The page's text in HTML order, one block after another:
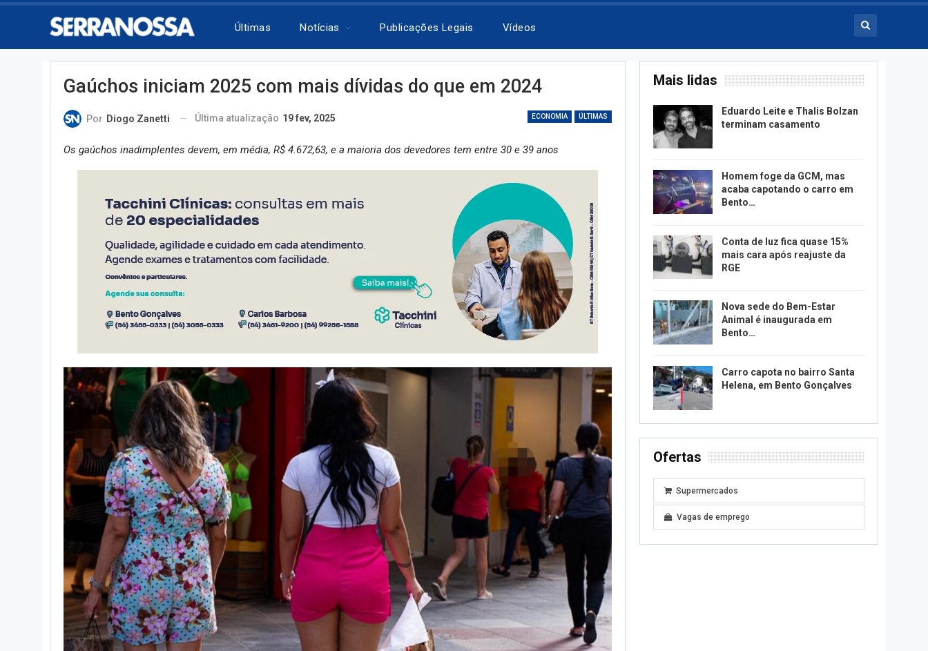
Últimas Notícias Publicações Legais Vídeos
Gaúchos iniciam 2025 com mais dívidas do que em 2024
ECONOMIA ÚLTIMAS
Por Diogo Zanetti Última atualização 19 fev, 2025
Os gaúchos inadimplentes devem, em média, R$ 4.672,63, e a maioria dos devedores tem entre 30 e 39 anos
Mais lidas
Eduardo Leite e Thalis Bolzan
terminam casamento
Homem foge da GCM, mas
acaba capotando o carro em
Bento…
Conta de luz fica quase 15%
mais cara após reajuste da
RGE
Nova sede do Bem-Estar
Animal é inaugurada em
Bento…
Carro capota no bairro Santa
Helena, em Bento Gonçalves
Ofertas
Supermercados
Vagas de emprego